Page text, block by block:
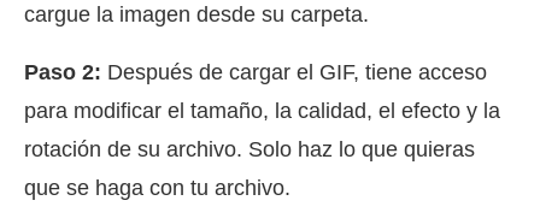
cargue la imagen desde su carpeta.
Paso 2: Después de cargar el GIF, tiene acceso
para modificar el tamaño, la calidad, el efecto y la
rotación de su archivo. Solo haz lo que quieras
que se haga con tu archivo.